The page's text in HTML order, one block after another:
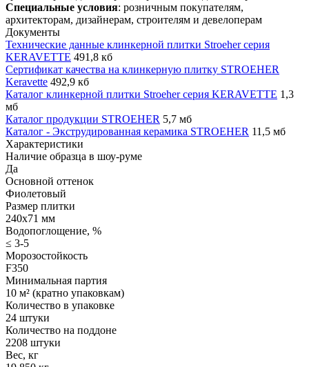
Специальные условия: розничным покупателям,
архитекторам, дизайнерам, строителям и девелоперам
Документы
Технические данные клинкерной плитки Stroeher серия
KERAVETTE 491,8 кб
Сертификат качества на клинкерную плитку STROEHER
Keravette 492,9 кб
Каталог клинкерной плитки Stroeher серия KERAVETTE 1,3
мб
Каталог продукции STROEHER 5,7 мб
Каталог - Экструдированная керамика STROEHER 11,5 мб
Характеристики
Наличие образца в шоу-руме
Да
Основной оттенок
Фиолетовый
Размер плитки
240x71 мм
Водопоглощение, %
≤ 3-5
Морозостойкость
F350
Минимальная партия
10 м² (кратно упаковкам)
Количество в упаковке
24 штуки
Количество на поддоне
2208 штуки
Вес, кг